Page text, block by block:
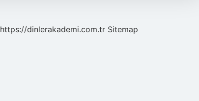
https://dinlerakademi.com.tr Sitemap